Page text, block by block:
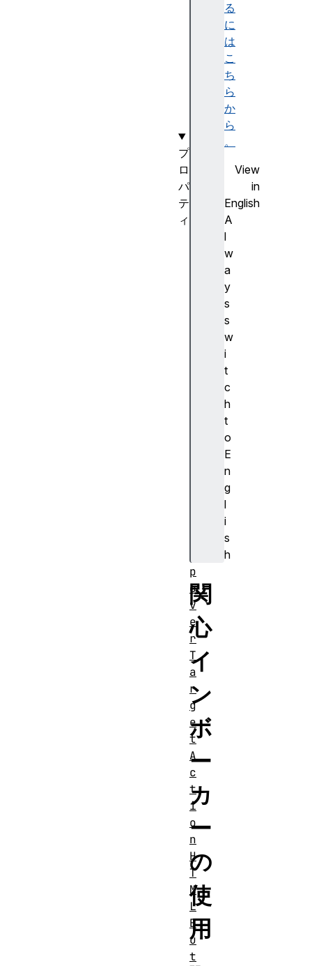
る
に
は
こ
ち
ら
か
ら
。
View
in
English
A
l
w
a
y
s
s
w
i
t
c
h
t
o
E
n
g
l
i
s
h
関
心
イ
ン
ボ
ー
カ
ー
の
使
用
プ
ロ
パ
テ
ィ
p
o
v
e
r
T
a
r
g
e
t
A
c
t
i
o
n
H
T
M
L
B
u
t